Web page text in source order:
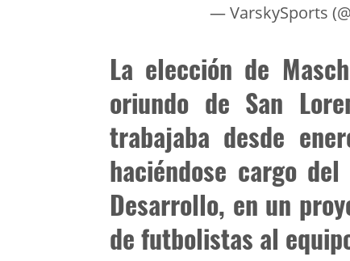
— VarskySports
La elección de
oriundo de San
trabajaba desde
haciéndose cargo
Desarrollo, en un
de futbolistas al